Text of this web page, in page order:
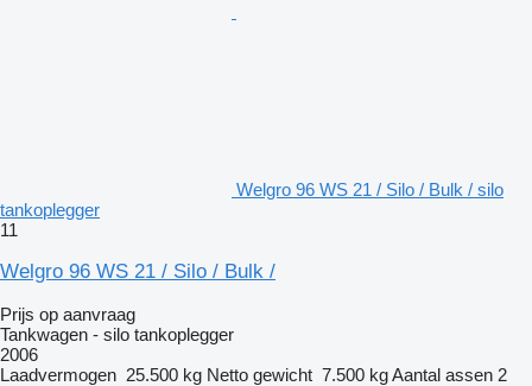
Welgro 96 WS 21 / Silo / Bulk / silo
tankoplegger
11
Welgro 96 WS 21 / Silo / Bulk /
Prijs op aanvraag
Tankwagen - silo tankoplegger
2006
Laadvermogen 25.500 kg Netto gewicht 7.500 kgAantal assen 2